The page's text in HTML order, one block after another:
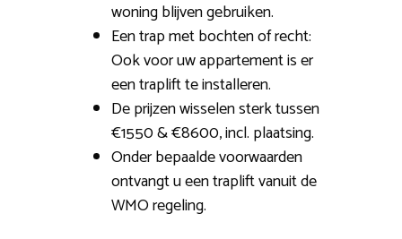
woning blijven gebruiken.
Een trap met bochten of recht:
Ook voor uw appartement is er
een traplift te installeren.
De prijzen wisselen sterk tussen
€1550 & €8600, incl. plaatsing.
Onder bepaalde voorwaarden
ontvangt u een traplift vanuit de
WMO regeling.